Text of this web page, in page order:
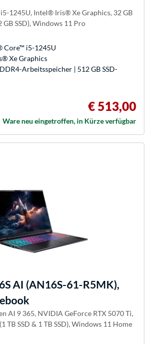
1245U, Intel® Iris® Xe Graphics, 32 GB
GB SSD), Windows 11 Pro
Core™ i5-1245U
Xe Graphics
Arbeitsspeicher | 512 GB SSD-
€ 513,00
Ware neu eingetroffen, in Kürze verfügbar
AI (AN16S-61-R5MK),
AI 9 365, NVIDIA GeForce RTX 5070 Ti,
TB SSD & 1 TB SSD), Windows 11 Home